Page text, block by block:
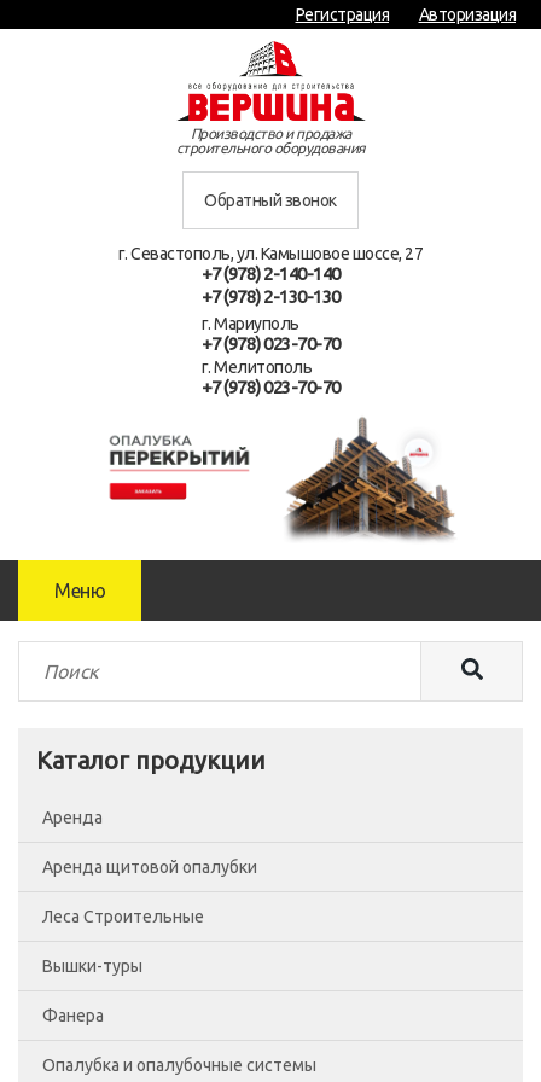
Регистрация Авторизация
Производство и продажа
строительного оборудования
Обратный звонок
г. Севастополь, ул. Камышовое шоссе, 27
+7 (978) 2-140-140
+7 (978) 2-130-130
г. Мариуполь
+7 (978) 023-70-70
г. Мелитополь
+7 (978) 023-70-70
Меню
Каталог продукции
Аренда
Аренда щитовой опалубки
Леса Строительные
Леса рамные
Помосты
Сетка фасадная
Вышки-туры
Вышка-тура ВСП-250/0.7
Вышка-тура ВСП-250/1.2
Фанера
Фанера Россия
Опалубка и опалубочные системы